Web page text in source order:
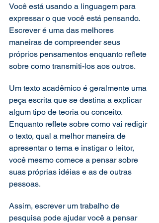
Você está usando a linguagem para
expressar o que você está pensando.
Escrever é uma das melhores
maneiras de compreender seus
próprios pensamentos enquanto reflete
sobre como transmiti-los aos outros.
Um texto acadêmico é geralmente uma
peça escrita que se destina a explicar
algum tipo de teoria ou conceito.
Enquanto reflete sobre como vai redigir
o texto, qual a melhor maneira de
apresentar o tema e instigar o leitor,
você mesmo comece a pensar sobre
suas próprias idéias e as de outras
pessoas.
Assim, escrever um trabalho de
pesquisa pode ajudar você a pensar